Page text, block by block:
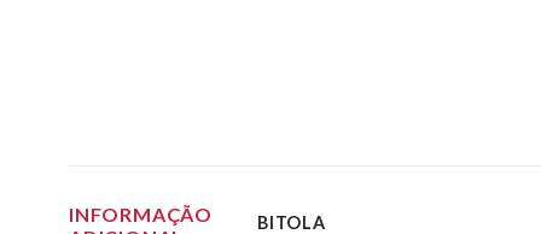
INFORMAÇÃO
BITOLA